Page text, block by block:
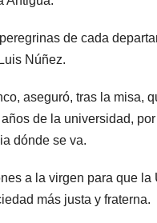
de cada
Núñez.
aseguró, tras la misa,
de la universidad,
dónde se va.
a la virgen para que la
más justa y fraterna.